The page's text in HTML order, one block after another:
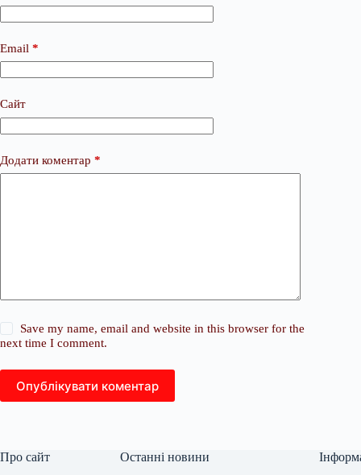
Email *
Сайт
Додати коментар *
Save my name, email and website in this browser for the
next time I comment.
Опублікувати коментар
Про сайт Останні новини